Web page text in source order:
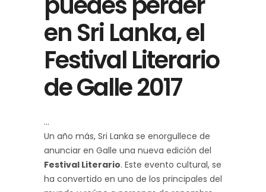
en Sri Lanka, el
Festival Literario
de Galle 2017
Un año más, Sri Lanka se enorgullece de
anunciar en Galle una nueva edición del
Festival Literario. Este evento cultural, se
ha convertido en uno de los principales del